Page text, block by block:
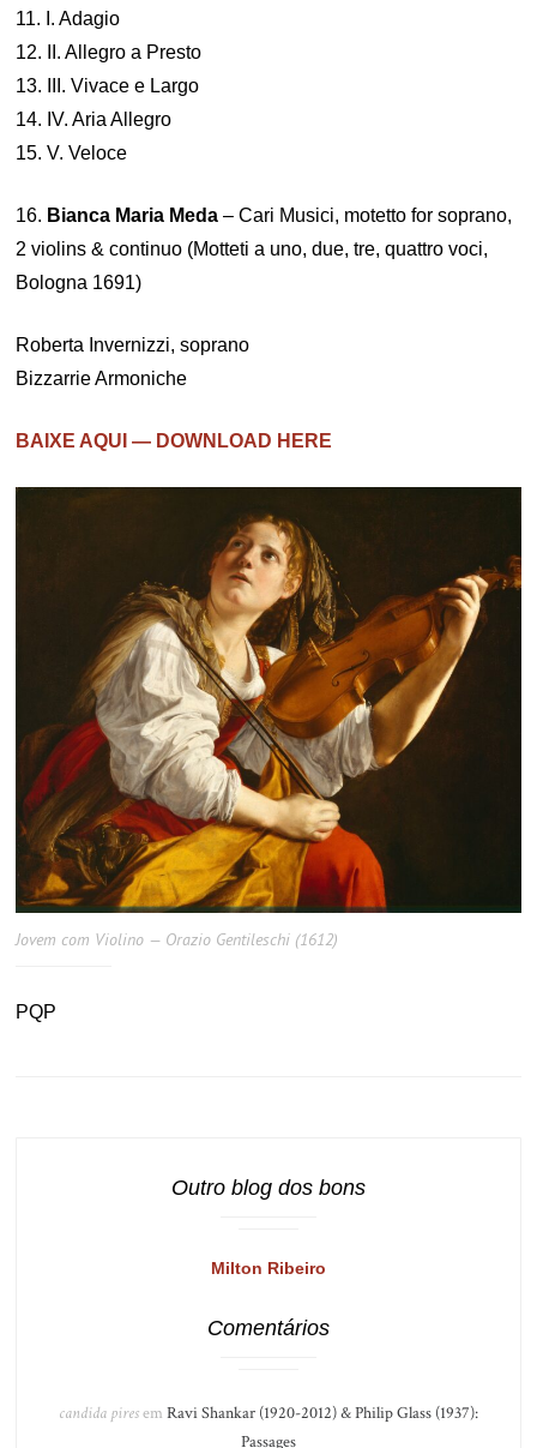
11. I. Adagio
12. II. Allegro a Presto
13. III. Vivace e Largo
14. IV. Aria Allegro
15. V. Veloce
16. Bianca Maria Meda – Cari Musici, motetto for soprano,
2 violins & continuo (Motteti a uno, due, tre, quattro voci,
Bologna 1691)
Roberta Invernizzi, soprano
Bizzarrie Armoniche
BAIXE AQUI — DOWNLOAD HERE
Jovem com Violino — Orazio Gentileschi (1612)
PQP
Outro blog dos bons
Milton Ribeiro
Comentários
candida piresem Ravi Shankar (1920-2012) & Philip Glass (1937):
Passages